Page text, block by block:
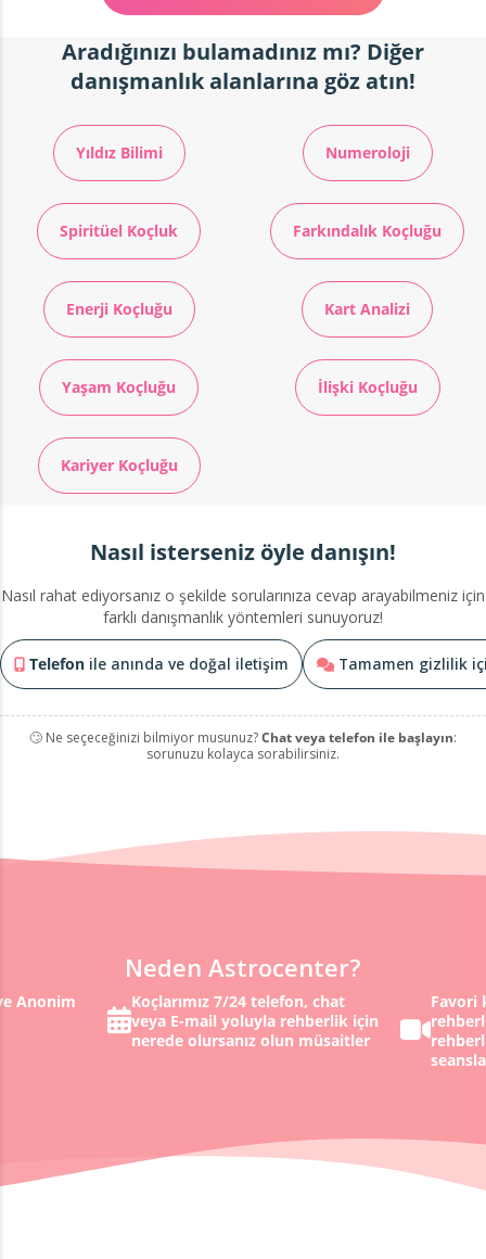
Aradığınızı bulamadınız mı? Diğer
danışmanlık alanlarına göz atın!
Yıldız Bilimi Numeroloji
Spiritüel Koçluk Farkındalık Koçluğu
Enerji Koçluğu Kart Analizi
Yaşam Koçluğu İlişki Koçluğu
Kariyer Koçluğu
Nasıl isterseniz öyle danışın!
Nasıl rahat ediyorsanız o şekilde sorularınıza cevap arayabilmeniz için
farklı danışmanlık yöntemleri sunuyoruz!
Telefon ile anında ve doğal iletişim Tamamen gizlilik
🙄 Ne seçeceğinizi bilmiyor musunuz?Chat veya telefon ile başlayın:
sorunuzu kolayca sorabilirsiniz.
Neden Astrocenter?
Anonim
Koçlarımız 7/24 telefon, chat
veya E-mail yoluyla rehberlik için
nerede olursanız olun müsaitler
Favori